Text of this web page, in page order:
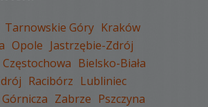
WYŚWIETLEŃ:
1165
KOMENTARZY:0
Tarnowskie Góry Kraków
Opole Jastrzębie-Zdrój
Częstochowa Bielsko-Biała
Racibórz Lubliniec
Zabrze Pszczyna